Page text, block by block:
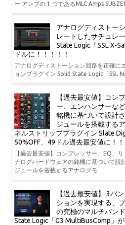
ー アンプの 1 つであるMLC Amps
アナログディストー
レートしたサチュレ
State Logic「SSL X-
ドルに！！！！！
アナログディストーション回路を正確に
ョンプラグイン Solid State Logic「SSL
【過去最安値】コン
ー、エンハンサーな
銘機に基づいて設計
ジュールを搭載する
ネルストリッププラグイン Slate
50%OFF、49ドル過去最安値に！！
【過去最安値】コンプレッサー、EQ、
ナログハードウェアの銘機に基づいて設
ジュールを搭載するアナログモ
【過去最安値】 3バ
ションを実現する、
の究極のマルチバン
State Logic「G3 MultiBusComp」